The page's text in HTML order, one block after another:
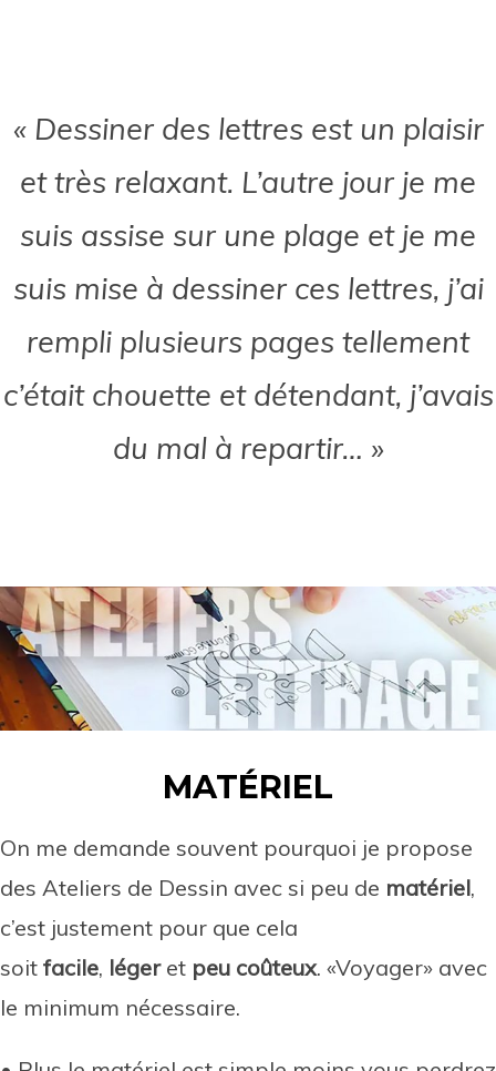
« Dessiner des lettres est un plaisir
et très relaxant. L’autre jour je me
suis assise sur une plage et je me
suis mise à dessiner ces lettres, j’ai
rempli plusieurs pages tellement
c’était chouette et détendant, j’avais
du mal à repartir… »
MATÉRIEL
On me demande souvent pourquoi je propose
des Ateliers de Dessin avec si peu de matériel,
c’est justement pour que cela
soit facile, léger et peu coûteux. «Voyager» avec
le minimum nécessaire.